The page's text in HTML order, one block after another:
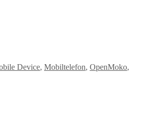
Device, Mobiltelefon, OpenMoko,